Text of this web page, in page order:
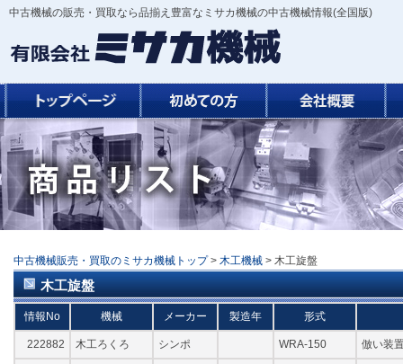
中古機械の販売・買取なら品揃え豊富なミサカ機械の中古機械情報(全国版)
中古機械販売・買取のミサカ機械トップ > 木工機械 > 木工旋盤
木工旋盤
情報No 機械 メーカー 製造年 形式
222882 木工ろくろ シンポ WRA-150 倣い装